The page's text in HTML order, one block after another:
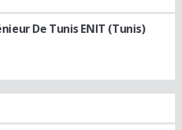
De Tunis ENIT (Tunis)